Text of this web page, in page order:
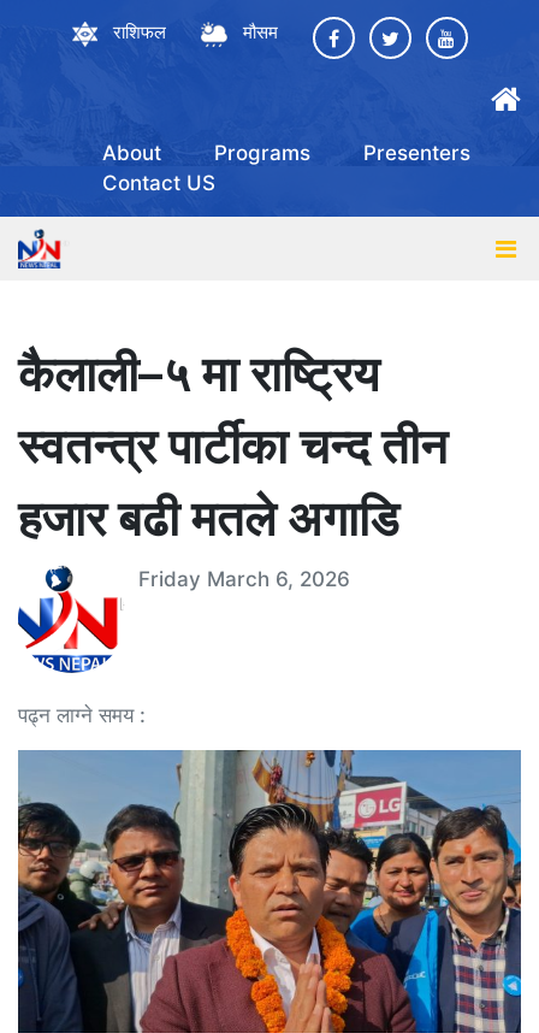
राशिफल मौसम
About Programs
Presenters
Contact US
कैलाली–५ मा राष्ट्रिय
स्वतन्त्र पार्टीका चन्द तीन
हजार बढी मतले अगाडि
Friday March 6, 2026
पढ्न लाग्ने समय :